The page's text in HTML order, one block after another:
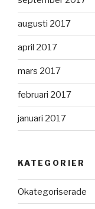
augusti 2017
april 2017
mars 2017
februari 2017
januari 2017
KATEGORIER
Okategoriserade